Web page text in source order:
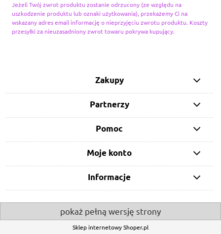
Jeżeli Twój zwrot produktu zostanie odrzucony (ze względu na
uszkodzenie produktu lub oznaki użytkowania), przekażemy Ci na
wskazany adres email informację o nieprzyjęciu zwrotu produktu. Koszty
przesyłki za nieuzasadniony zwrot towaru pokrywa kupujący.
Zakupy
Partnerzy
Pomoc
Moje konto
Informacje
pokaż pełną wersję strony
Sklep internetowy Shoper.pl